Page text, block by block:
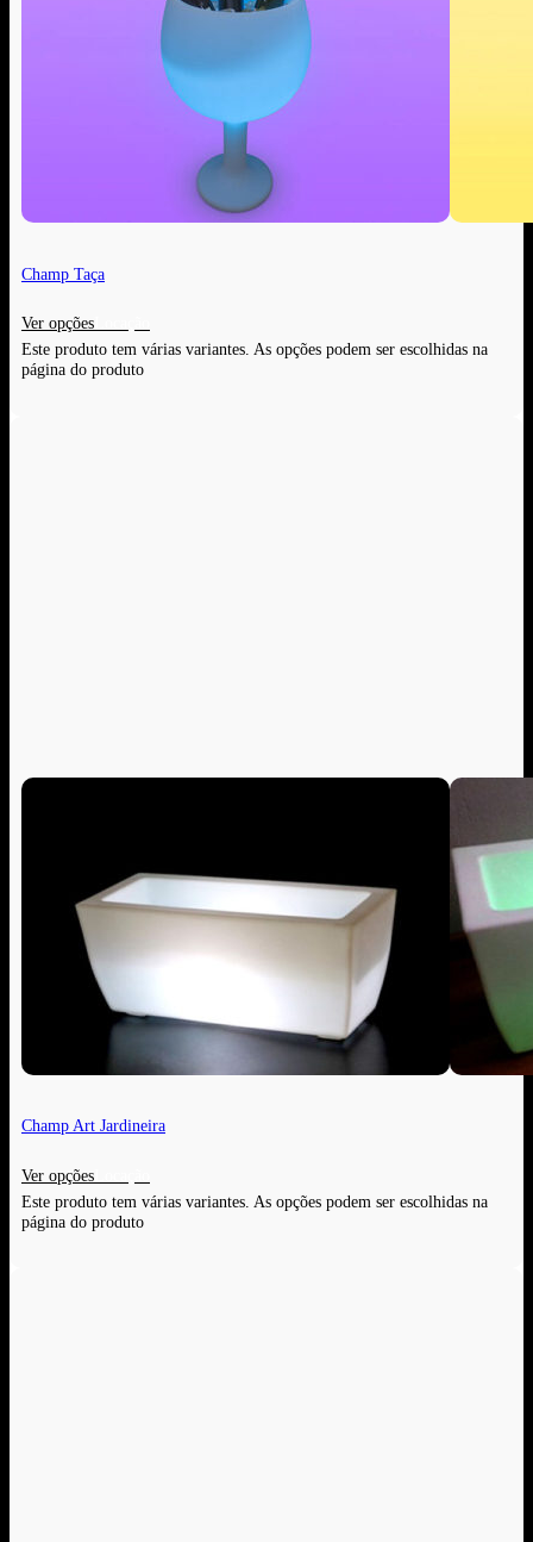
Champ Taça
Ver opções
Este produto tem várias variantes. As opções podem ser escolhidas na
página do produto
Champ Art Jardineira
Ver opções
Este produto tem várias variantes. As opções podem ser escolhidas na
página do produto